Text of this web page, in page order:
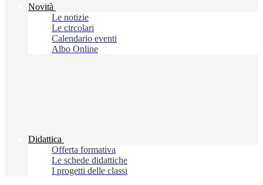
Novità
Le notizie
Le circolari
Calendario eventi
Albo Online
Didattica
Offerta formativa
Le schede didattiche
I progetti delle classi